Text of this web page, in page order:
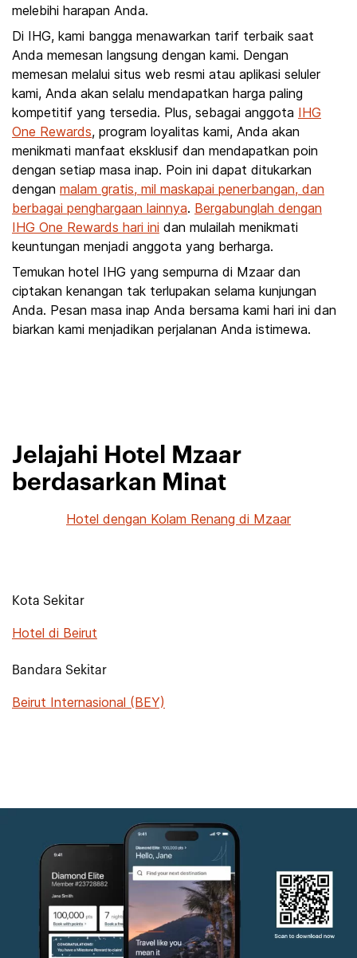
melebihi harapan Anda.
Di IHG, kami bangga menawarkan tarif terbaik saat
Anda memesan langsung dengan kami. Dengan
memesan melalui situs web resmi atau aplikasi seluler
kami, Anda akan selalu mendapatkan harga paling
kompetitif yang tersedia. Plus, sebagai anggota IHG
One Rewards, program loyalitas kami, Anda akan
menikmati manfaat eksklusif dan mendapatkan poin
dengan setiap masa inap. Poin ini dapat ditukarkan
dengan malam gratis, mil maskapai penerbangan, dan
berbagai penghargaan lainnya. Bergabunglah dengan
IHG One Rewards hari ini dan mulailah menikmati
keuntungan menjadi anggota yang berharga.
Temukan hotel IHG yang sempurna di Mzaar dan
ciptakan kenangan tak terlupakan selama kunjungan
Anda. Pesan masa inap Anda bersama kami hari ini dan
biarkan kami menjadikan perjalanan Anda istimewa.
Jelajahi Hotel Mzaar
berdasarkan Minat
Hotel dengan Kolam Renang di Mzaar
Kota Sekitar
Hotel di Beirut
Bandara Sekitar
Beirut Internasional (BEY)